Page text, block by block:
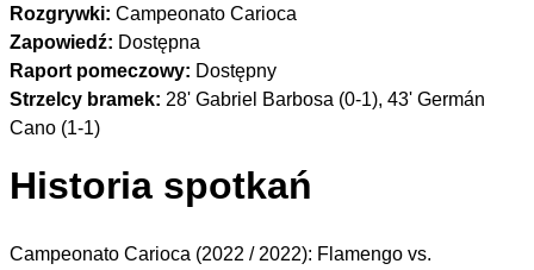
Rozgrywki: Campeonato Carioca
Zapowiedź: Dostępna
Raport pomeczowy: Dostępny
Strzelcy bramek: 28' Gabriel Barbosa (0-1), 43' Germán
Cano (1-1)
Historia spotkań
Campeonato Carioca (2022 / 2022): Flamengo vs.